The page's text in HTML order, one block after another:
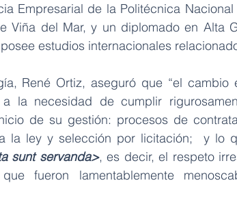
Empresarial de la Politécnica
Viña del Mar, y un diplomado en Alta
estudios internacionales
René Ortiz, aseguró que “el
a la necesidad de cumplir
de su gestión: procesos de
la ley y selección por licitación;  y lo
sunt servanda>, es decir, el respeto
fueron lamentablemente